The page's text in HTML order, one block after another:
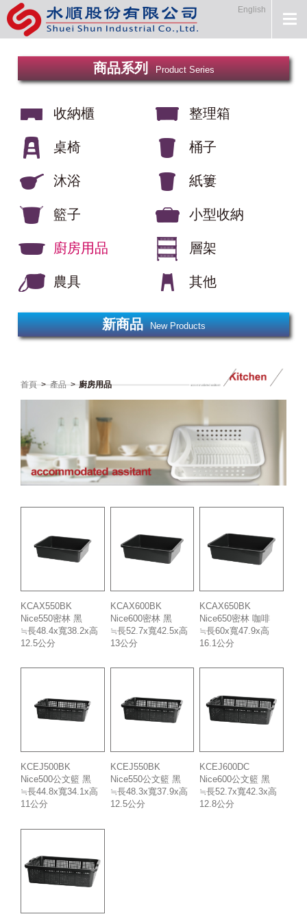
English
商品系列 Product Series
收納櫃 整理箱
桌椅 桶子
沐浴 紙簍
籃子 小型收納
廚房用品 層架
農具 其他
新商品 New Products
首頁 > 產品 > 廚房用品
KCAX550BK
Nice550密林 黑
≒長48.4x寬38.2x高
12.5公分
KCAX600BK
Nice600密林 黑
≒長52.7x寬42.5x高
13公分
KCAX650BK
Nice650密林 咖啡
≒長60x寬47.9x高
16.1公分
KCEJ500BK
Nice500公文籃 黑
≒長44.8x寬34.1x高
11公分
KCEJ550BK
Nice550公文籃 黑
≒長48.3x寬37.9x高
12.5公分
KCEJ600DC
Nice600公文籃 黑
≒長52.7x寬42.3x高
12.8公分